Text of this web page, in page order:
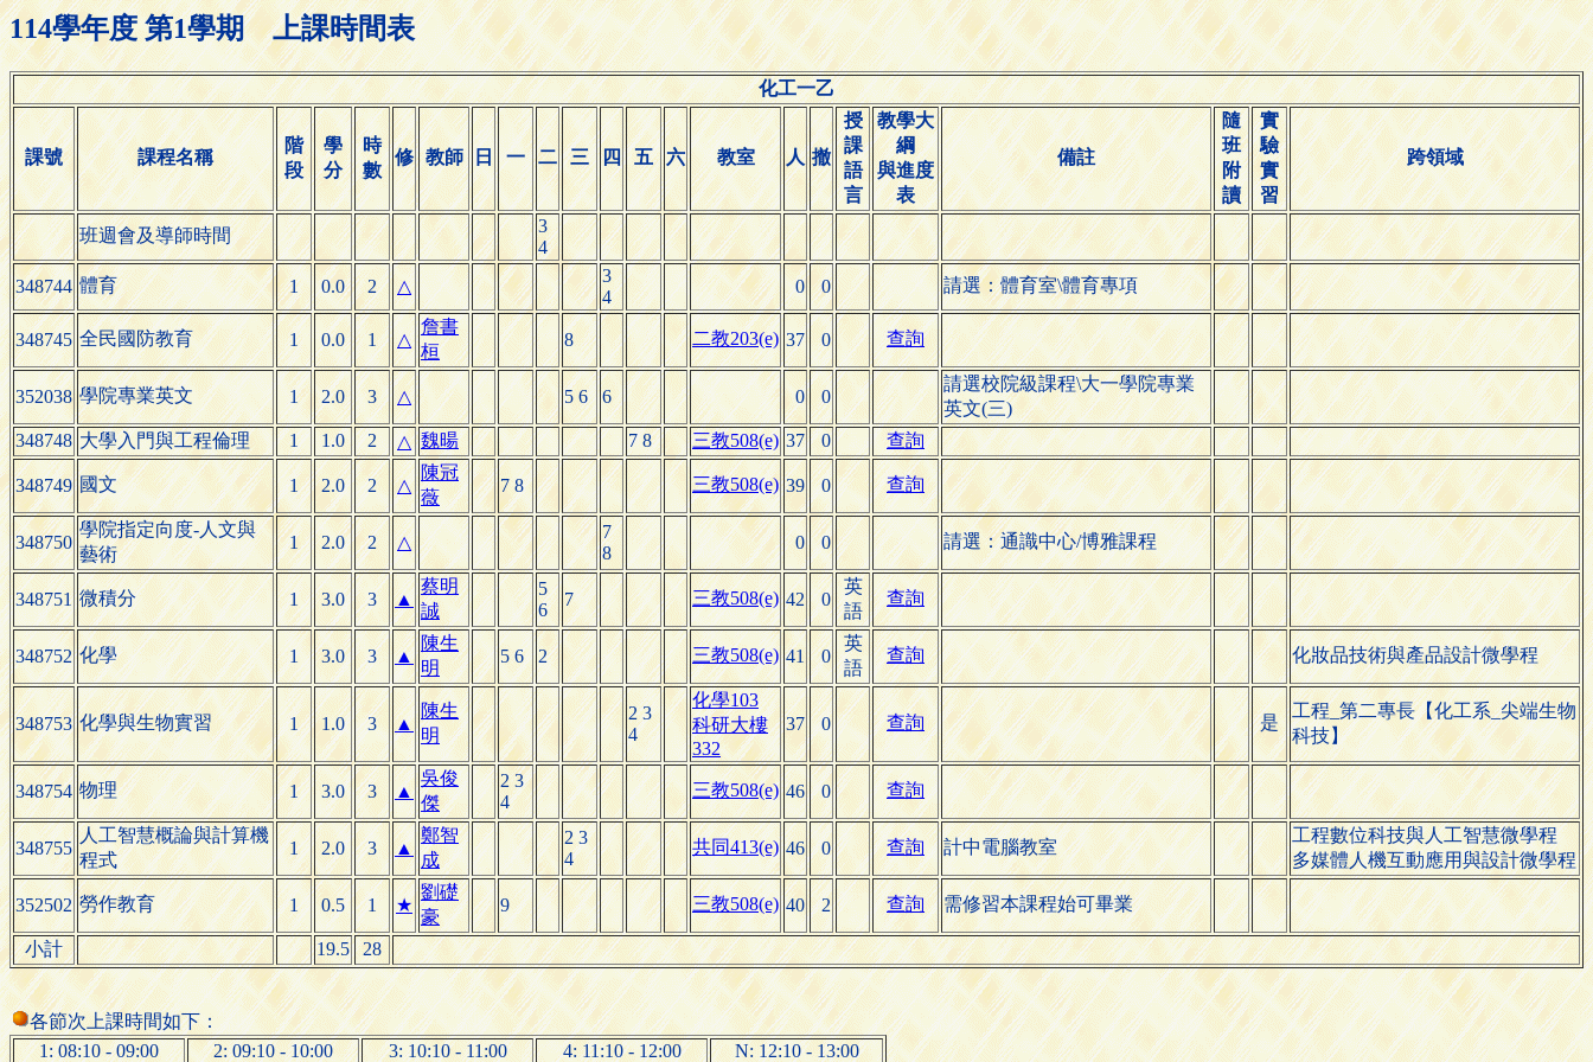
114學年度 第1學期 上課時間表
化工一乙
課號 課程名稱
階
段
學
分
時
數
修 教師 日 一 二 三 四 五 六 教室 人 撤
授
課
語
言
教學大
綱
與進度
表
備註
隨
班
附
讀
實
驗
實
習
跨領域
班週會及導師時間
3
4
348744 體育 1 0.0 2 △
3
4
0 0 請選：體育室\體育專項
348745 全民國防教育 1 0.0 1 △
詹書
桓
8 二教203(e) 37 0 查詢
352038 學院專業英文 1 2.0 3 △ 5 6 6 0 0
請選校院級課程\大一學院專業
英文(三)
348748 大學入門與工程倫理 1 1.0 2 △ 魏暘 7 8 三教508(e) 37 0 查詢
348749 國文 1 2.0 2 △
陳冠
薇
7 8 三教508(e) 39 0 查詢
348750
學院指定向度-人文與
藝術
1 2.0 2 △
7
8
0 0 請選：通識中心/博雅課程
348751 微積分 1 3.0 3 ▲
蔡明
誠
5
6
7 三教508(e) 42 0
英
語
查詢
348752 化學 1 3.0 3 ▲
陳生
明
5 6 2 三教508(e) 41 0
英
語
查詢 化妝品技術與產品設計微學程
348753 化學與生物實習 1 1.0 3 ▲
陳生
明
2 3
4
化學103
科研大樓
332
37 0 查詢 是
工程_第二專長【化工系_尖端生物
科技】
348754 物理 1 3.0 3 ▲
吳俊
傑
2 3
4
三教508(e) 46 0 查詢
348755
人工智慧概論與計算機
程式
1 2.0 3 ▲
鄭智
成
2 3
4
共同413(e) 46 0 查詢 計中電腦教室
工程數位科技與人工智慧微學程
多媒體人機互動應用與設計微學程
352502 勞作教育 1 0.5 1 ★
劉礎
豪
9 三教508(e) 40 2 查詢 需修習本課程始可畢業
小計 19.5 28
各節次上課時間如下：
1: 08:10 - 09:00
2: 09:10 - 10:00 3: 10:10 - 11:00 4: 11:10 - 12:00 N: 12:10 - 13:00